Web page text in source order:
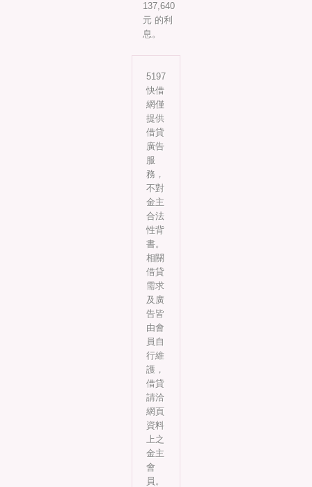
137,640
元 的利
息。
5197
快借
網僅
提供
借貸
廣告
服
務，
不對
金主
合法
性背
書。
相關
借貸
需求
及廣
告皆
由會
員自
行維
護，
借貸
請洽
網頁
資料
上之
金主
會
員。